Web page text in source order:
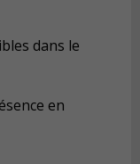
dans le
en